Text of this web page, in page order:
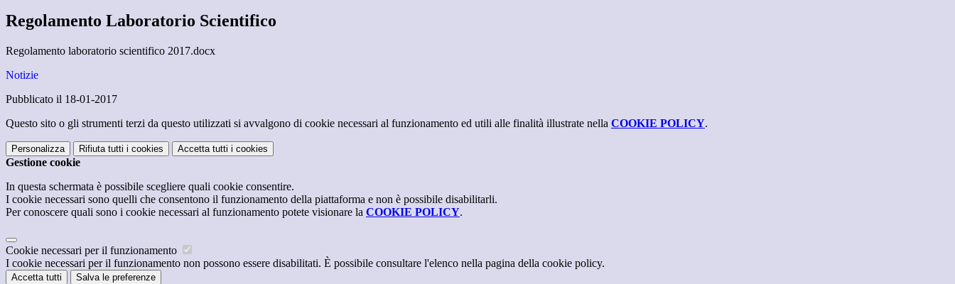
Regolamento Laboratorio Scientifico
Regolamento laboratorio scientifico 2017.docx
Notizie
Pubblicato il 18-01-2017
Questo sito o gli strumenti terzi da questo utilizzati si avvalgono di cookie necessari al funzionamento ed utili alle finalità illustrate nella COOKIE POLICY.
Personalizza Rifiuta tutti i cookies Accetta tutti i cookies
Gestione cookie
In questa schermata è possibile scegliere quali cookie consentire.
I cookie necessari sono quelli che consentono il funzionamento della piattaforma e non è possibile disabilitarli.
Per conoscere quali sono i cookie necessari al funzionamento potete visionare la COOKIE POLICY.
Cookie necessari per il funzionamento
I cookie necessari per il funzionamento non possono essere disabilitati. È possibile consultare l'elenco nella pagina della cookie policy.
Accetta tutti Salva le preferenze